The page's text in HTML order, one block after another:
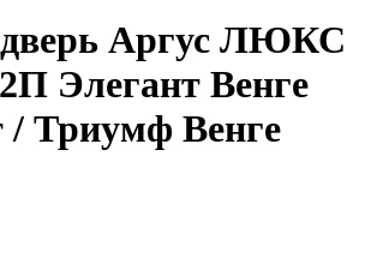
дверь Аргус ЛЮКС
Элегант Венге
/ Триумф Венге